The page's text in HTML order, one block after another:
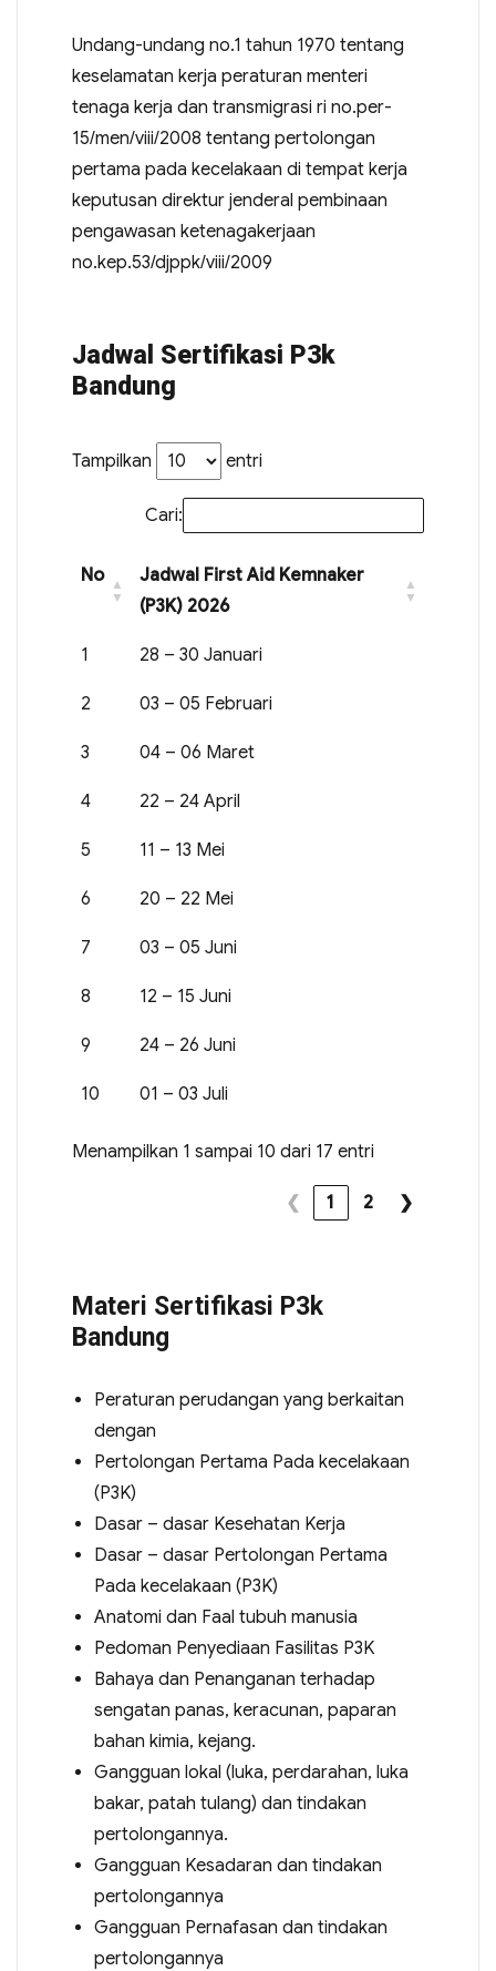
Undang-undang no.1 tahun 1970 tentang
keselamatan kerja peraturan menteri
tenaga kerja dan transmigrasi ri no.per-
15/men/viii/2008 tentang pertolongan
pertama pada kecelakaan di tempat kerja
keputusan direktur jenderal pembinaan
pengawasan ketenagakerjaan
no.kep.53/djppk/viii/2009
Jadwal Sertifikasi P3k
Bandung
Tampilkan entri
Cari:
No
Jadwal First Aid Kemnaker
(P3K) 2026
1 28 – 30 Januari
2 03 – 05 Februari
3 04 – 06 Maret
4 22 – 24 April
5 11 – 13 Mei
6 20 – 22 Mei
7 03 – 05 Juni
8 12 – 15 Juni
9 24 – 26 Juni
10 01 – 03 Juli
Menampilkan 1 sampai 10 dari 17 entri
❮ 1 2 ❯
Materi Sertifikasi P3k
Bandung
Peraturan perudangan yang berkaitan
dengan
Pertolongan Pertama Pada kecelakaan
(P3K)
Dasar – dasar Kesehatan Kerja
Dasar – dasar Pertolongan Pertama
Pada kecelakaan (P3K)
Anatomi dan Faal tubuh manusia
Pedoman Penyediaan Fasilitas P3K
Bahaya dan Penanganan terhadap
sengatan panas, keracunan, paparan
bahan kimia, kejang.
Gangguan lokal (luka, perdarahan, luka
bakar, patah tulang) dan tindakan
pertolongannya.
Gangguan Kesadaran dan tindakan
pertolongannya
Gangguan Pernafasan dan tindakan
pertolongannya